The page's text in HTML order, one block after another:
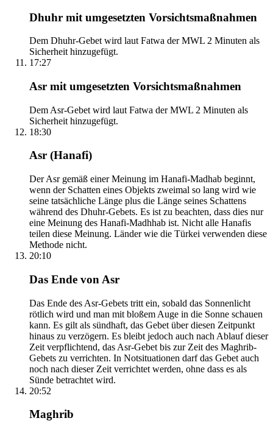
Dhuhr mit umgesetzten Vorsichtsmaßnahmen
Dem Dhuhr-Gebet wird laut Fatwa der MWL 2 Minuten als
Sicherheit hinzugefügt.
17:27
Asr mit umgesetzten Vorsichtsmaßnahmen
Dem Asr-Gebet wird laut Fatwa der MWL 2 Minuten als
Sicherheit hinzugefügt.
18:30
Asr (Hanafi)
Der Asr gemäß einer Meinung im Hanafi-Madhab beginnt,
wenn der Schatten eines Objekts zweimal so lang wird wie
seine tatsächliche Länge plus die Länge seines Schattens
während des Dhuhr-Gebets. Es ist zu beachten, dass dies nur
eine Meinung des Hanafi-Madhhab ist. Nicht alle Hanafis
teilen diese Meinung. Länder wie die Türkei verwenden diese
Methode nicht.
20:10
Das Ende von Asr
Das Ende des Asr-Gebets tritt ein, sobald das Sonnenlicht
rötlich wird und man mit bloßem Auge in die Sonne schauen
kann. Es gilt als sündhaft, das Gebet über diesen Zeitpunkt
hinaus zu verzögern. Es bleibt jedoch auch nach Ablauf dieser
Zeit verpflichtend, das Asr-Gebet bis zur Zeit des Maghrib-
Gebets zu verrichten. In Notsituationen darf das Gebet auch
noch nach dieser Zeit verrichtet werden, ohne dass es als
Sünde betrachtet wird.
20:52
Maghrib